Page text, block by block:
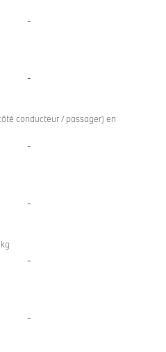
-
-
conducteur / passager) en
-
-
-
-